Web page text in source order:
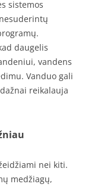
sistemos
daugelis
vandens
Vanduo gali
reikalauja
nei kiti.
medžiagų,